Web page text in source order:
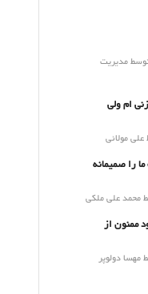
- 11:36 ق.ظ توسط مدیریت
ام ولی
را صمیمانه
ممنون از